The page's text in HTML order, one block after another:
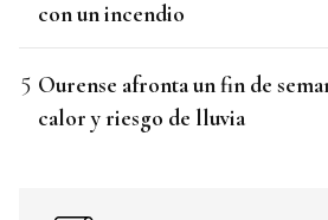
con un incendio
Ourense afronta un fin de
calor y riesgo de lluvia